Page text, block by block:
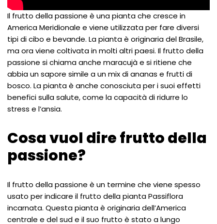
Il frutto della passione è una pianta che cresce in
America Meridionale e viene utilizzata per fare diversi
tipi di cibo e bevande. La pianta è originaria del Brasile,
ma ora viene coltivata in molti altri paesi. Il frutto della
passione si chiama anche maracujà e si ritiene che
abbia un sapore simile a un mix di ananas e frutti di
bosco. La pianta è anche conosciuta per i suoi effetti
benefici sulla salute, come la capacità di ridurre lo
stress e l’ansia.
Cosa vuol dire frutto della
passione?
Il frutto della passione è un termine che viene spesso
usato per indicare il frutto della pianta Passiflora
incarnata. Questa pianta è originaria dell’America
centrale e del sud e il suo frutto è stato a lungo